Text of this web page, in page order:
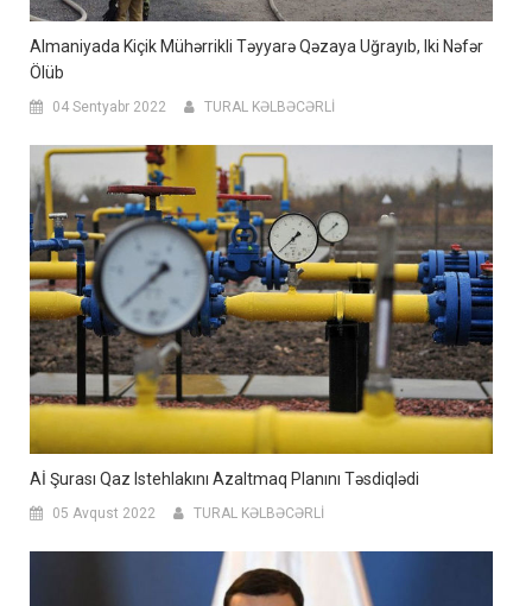
Almaniyada Kiçik Mühərrikli Təyyarə Qəzaya Uğrayıb, Iki Nəfər
Ölüb
04 Sentyabr 2022 TURAL KƏLBƏCƏRLİ
Aİ Şurası Qaz Istehlakını Azaltmaq Planını Təsdiqlədi
05 Avqust 2022 TURAL KƏLBƏCƏRLİ